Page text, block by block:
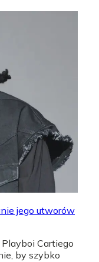
jego utworów
Cartiego
by szybko